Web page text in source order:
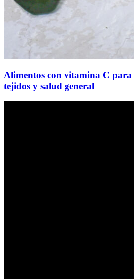
Alimentos con vitamina C para
tejidos y salud general